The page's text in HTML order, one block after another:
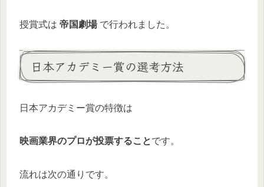
授賞式は 帝国劇場で行われました。
日本アカデミー賞の選考方法
日本アカデミー賞の特徴は
映画業界のプロが投票することです。
流れは次の通りです。